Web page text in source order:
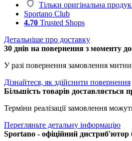
Тільки оригінальна
Sportano Club
4.70 Trusted Shops
Детальніше про доставку
30 днів на повернення з моменту
У разі повернення замовлення
Дізнайтеся, як здійснити повернення
Більшість товарів доставляється
Терміни реалізації замовлення
Перегляньте детальну інформацію
Sportano - офіційний дистриб'ютор